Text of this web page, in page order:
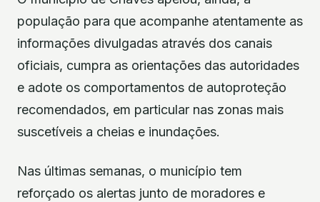
população para que acompanhe atentamente as
informações divulgadas através dos canais
oficiais, cumpra as orientações das autoridades
e adote os comportamentos de autoproteção
recomendados, em particular nas zonas mais
suscetíveis a cheias e inundações.
Nas últimas semanas, o município tem
reforçado os alertas junto de moradores e